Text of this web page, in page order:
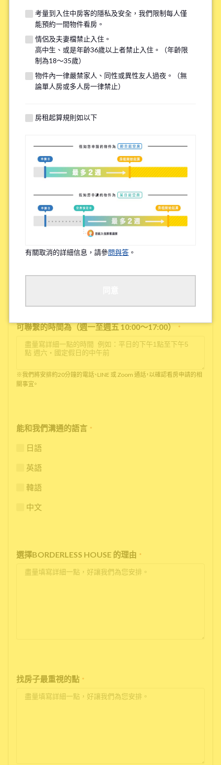
我們的系統目前無法接收來自Hotmail、Live Mailc和Outlook 的信件。請提
供其他信箱（如 Gmail、Yahoo等），或點擊
若您在 2-3 天內未收到回覆，請透過 LINE 或電話聯繫我們。謝謝！
電子信箱(確認) *
LINE
※如果沒有的話請填寫N/A
電話號碼 *
可聯繫的時間為（週一至週五 10:00～17:00） *
※我們將安排約20分鐘的電話、LINE 或 Zoom 通話，以確認看房申請的相
關事宜。
能和我們溝通的語言 *
日語
英語
韓語
中文
選擇BORDERLESS HOUSE 的理由 *
找房子最重視的點 *
考量到入住中房客的隱私及安全，我們限制每人僅
能預約一間物件看房。
情侶及夫妻檔禁止入住。
高中生、或是年齡36歲以上者禁止入住。（年齡限
制為18～35歲）
物件內一律嚴禁家人、同性或異性友人過夜。（無
論單人房或多人房一律禁止）
房租起算規則如以下
有關取消的詳細信息，請參問與答 。